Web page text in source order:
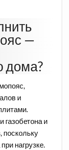
—
дома?
и
газобетона и
поскольку
нагрузке.